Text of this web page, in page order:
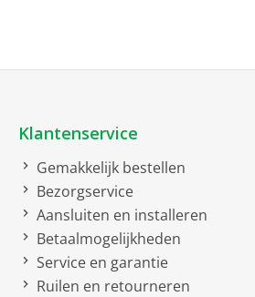
netto diepte
7.9 cm
Uitvoering
Handsfree
Voeding
Accuvoeding
Klantenservice
Gemakkelijk bestellen
Bezorgservice
Aansluiten en installeren
Betaalmogelijkheden
Service en garantie
Ruilen en retourneren